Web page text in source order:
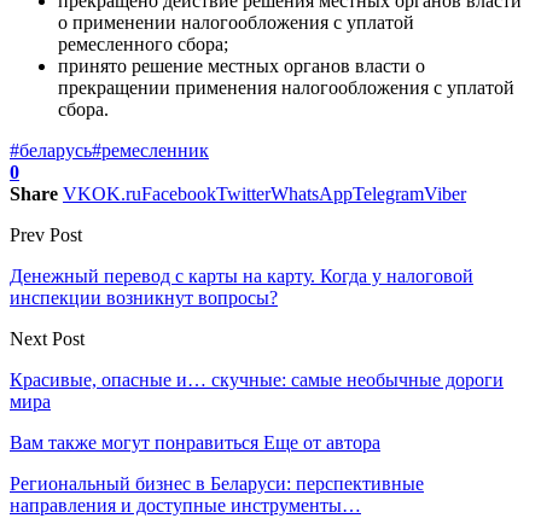
о применении налогообложения с уплатой
ремесленного сбора;
принято решение местных органов власти о
прекращении применения налогообложения с уплатой
сбора.
#беларусь#ремесленник
0
Share VKOK.ruFacebookTwitterWhatsAppTelegramViber
Prev Post
Денежный перевод с карты на карту. Когда у налоговой
инспекции возникнут вопросы?
Next Post
Красивые, опасные и… скучные: самые необычные дороги
мира
Вам также могут понравиться Еще от автора
Региональный бизнес в Беларуси: перспективные
направления и доступные инструменты…